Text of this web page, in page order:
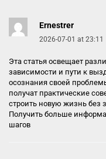
Ernestrer
2026-07-01 at 23:11
Эта статья освещает
зависимости и пути к
осознания своей
получат практические
строить новую жизнь без
Получить больше
шагов